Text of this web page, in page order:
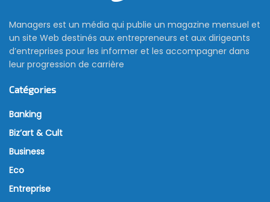
Managers est un média qui publie un magazine mensuel et
un site Web destinés aux entrepreneurs et aux dirigeants
d’entreprises pour les informer et les accompagner dans
leur progression de carrière
Catégories
Banking
Biz’art & Cult
Business
Eco
Entreprise